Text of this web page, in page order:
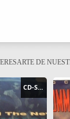
DE
CD-SINGLE